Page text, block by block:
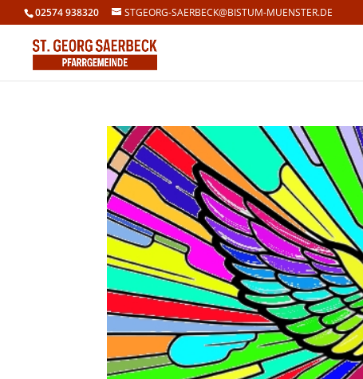
02574 938320 STGEORG-SAERBECK@BISTUM-MUENSTER.DE